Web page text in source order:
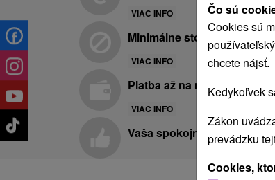
VIAC INFO
Minimálne storno poplatky
VIAC INFO
Platba až na mieste pobytu
VIAC INFO
Vaša spokojnosť je pre nás
Čo sú
Cookies sú
chcete nájsť.
Kedykoľvek
Zákon
prevádzku
Cookies,